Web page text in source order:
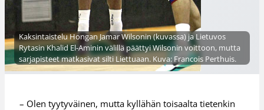
Kaksintaistelu Hongan Jamar Wilsonin (kuvassa) ja Lietuvos
Rytasin Khalid El-Aminin välillä päättyi Wilsonin voittoon, mutta
sarjapisteet matkasivat silti Liettuaan. Kuva: Francois Perthuis.
– Olen tyytyväinen, mutta kyllähän toisaalta tietenkin